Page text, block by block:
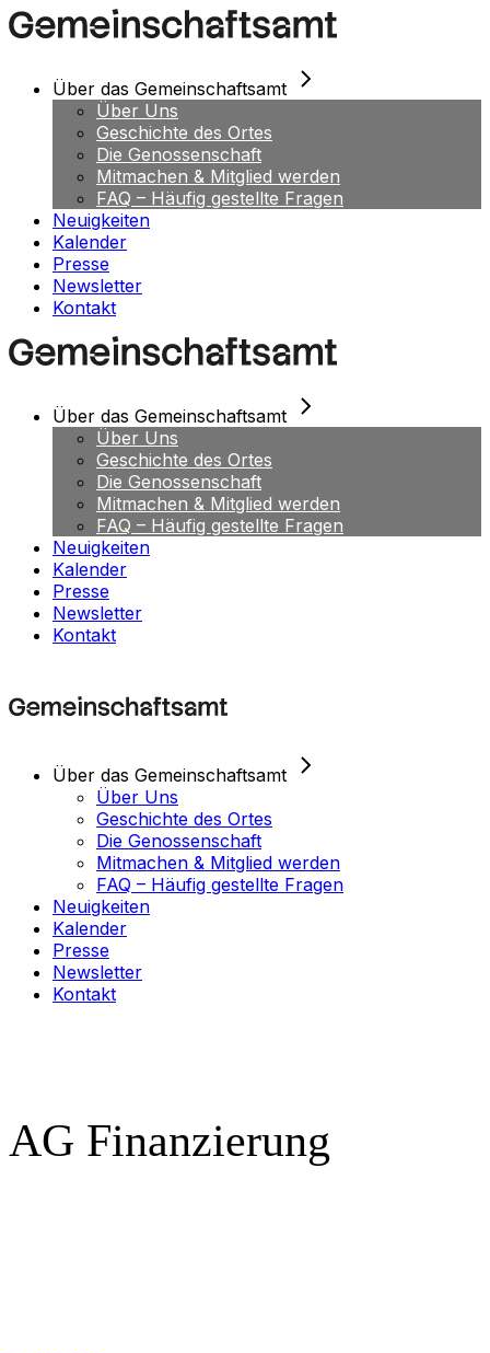
Skip
to
contentÜber das Gemeinschaftsamt
Über Uns
Geschichte des Ortes
Die Genossenschaft
Mitmachen & Mitglied werden
FAQ – Häufig gestellte Fragen
Neuigkeiten
Kalender
Presse
Newsletter
Kontakt
Über das Gemeinschaftsamt
Über Uns
Geschichte des Ortes
Die Genossenschaft
Mitmachen & Mitglied werden
FAQ – Häufig gestellte Fragen
Neuigkeiten
Kalender
Presse
Newsletter
Kontakt
Über das Gemeinschaftsamt
Über Uns
Geschichte des Ortes
Die Genossenschaft
Mitmachen & Mitglied werden
FAQ – Häufig gestellte Fragen
Neuigkeiten
Kalender
Presse
Newsletter
Kontakt
AG Finanzierung